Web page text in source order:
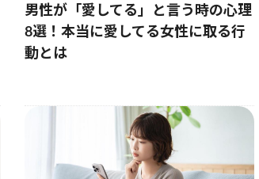
男性が「愛してる」と言う時の心理
8選！本当に愛してる女性に取る行
動とは